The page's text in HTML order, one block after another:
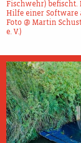
Fischwehr)
Hilfe einer Software
Foto @ Martin
e. V.)